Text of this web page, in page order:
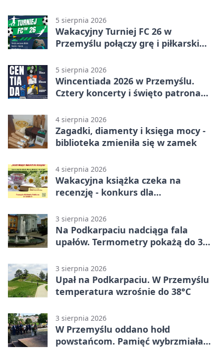
5 sierpnia 2026
Wakacyjny Turniej FC 26 w
Przemyślu połączy grę i piłkarski
5 sierpnia 2026
Wincentiada 2026 w Przemyślu.
Cztery koncerty i święto patrona
4 sierpnia 2026
Zagadki, diamenty i księga mocy -
biblioteka zmieniła się w zamek
4 sierpnia 2026
Wakacyjna książka czeka na
recenzję - konkurs dla
3 sierpnia 2026
Na Podkarpaciu nadciąga fala
upałów. Termometry pokażą do 36
3 sierpnia 2026
Upał na Podkarpaciu. W Przemyślu
temperatura wzrośnie do 38°C
3 sierpnia 2026
W Przemyślu oddano hołd
powstańcom. Pamięć wybrzmiała